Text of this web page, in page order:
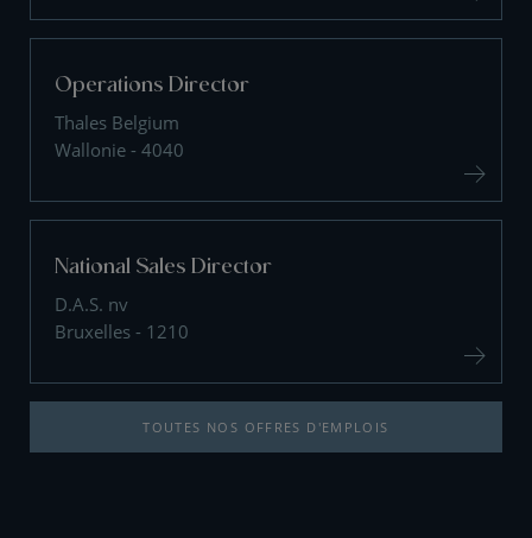
Operations Director
Thales Belgium
Wallonie - 4040
National Sales Director
D.A.S. nv
Bruxelles - 1210
TOUTES NOS OFFRES D'EMPLOIS